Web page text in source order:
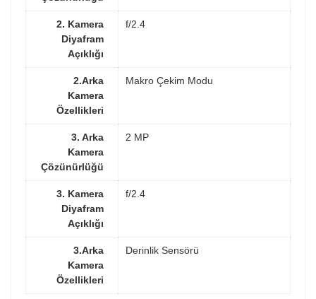
2. Kamera
Diyafram
Açıklığı
f/2.4
2.Arka
Kamera
Özellikleri
Makro Çekim Modu
3. Arka
Kamera
Çözünürlüğü
2 MP
3. Kamera
Diyafram
Açıklığı
f/2.4
3.Arka
Kamera
Özellikleri
Derinlik Sensörü